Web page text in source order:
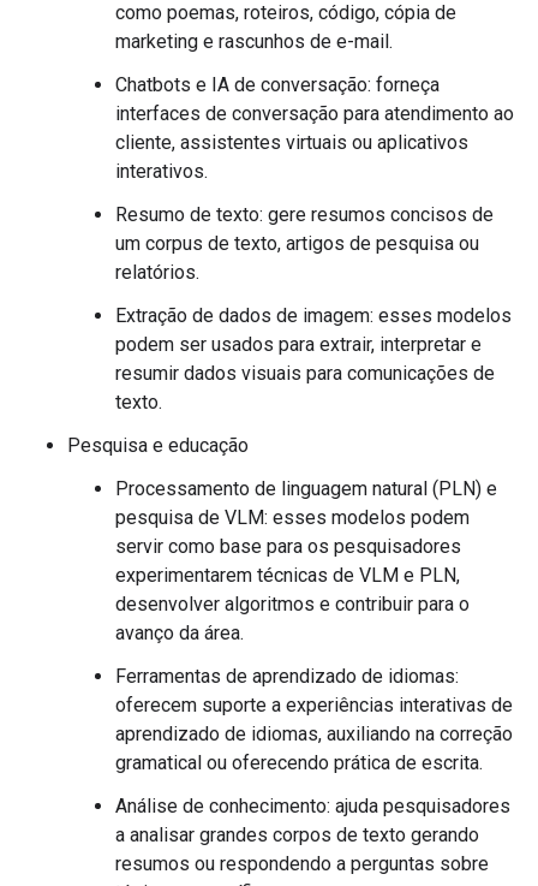
como poemas, roteiros, código, cópia de
marketing e rascunhos de e-mail.
Chatbots e IA de conversação: forneça
interfaces de conversação para atendimento ao
cliente, assistentes virtuais ou aplicativos
interativos.
Resumo de texto: gere resumos concisos de
um corpus de texto, artigos de pesquisa ou
relatórios.
Extração de dados de imagem: esses modelos
podem ser usados para extrair, interpretar e
resumir dados visuais para comunicações de
texto.
Pesquisa e educação
Processamento de linguagem natural (PLN) e
pesquisa de VLM: esses modelos podem
servir como base para os pesquisadores
experimentarem técnicas de VLM e PLN,
desenvolver algoritmos e contribuir para o
avanço da área.
Ferramentas de aprendizado de idiomas:
oferecem suporte a experiências interativas de
aprendizado de idiomas, auxiliando na correção
gramatical ou oferecendo prática de escrita.
Análise de conhecimento: ajuda pesquisadores
a analisar grandes corpos de texto gerando
resumos ou respondendo a perguntas sobre